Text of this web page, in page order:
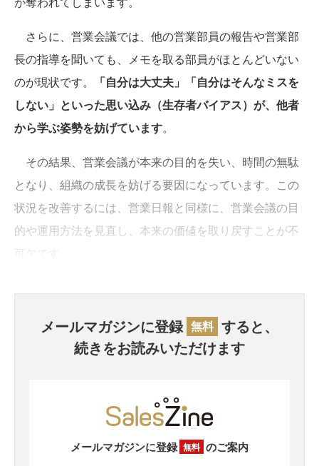
さらに、営業会議では、他の営業部員の報告や営業部
長の指導を聞いても、メモを取る部員がほとんどいない
のが現状です。
「自分は大丈夫」「自分はそんなミスを
しない」といった思い込み（生存者バイアス）が、他者
から学ぶ姿勢を妨げています。
その結果、営業会議が本来の目的を失い、時間の無駄
となり、組織の成長を妨げる要因になっています。この
状況を改善するには、営業日報と同様に、営業会議の目
的や運用方法を見直し、本来の価値を取り戻すことが不
メールマガジンに登録 無料 すると、
続きをお読みいただけます
メールマガジンに登録 無料 のご案内